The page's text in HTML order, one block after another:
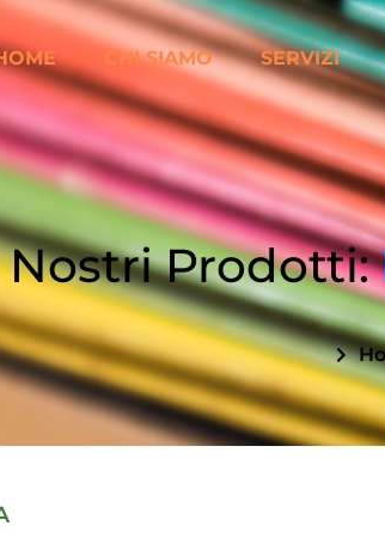
CHI SIAMO SERVIZI
Nostri Prodotti: